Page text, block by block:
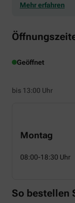
Mehr erfahren
Geöffnet
bis 13:00 Uhr
Montag
08:00-18:30 Uhr
So bestellen